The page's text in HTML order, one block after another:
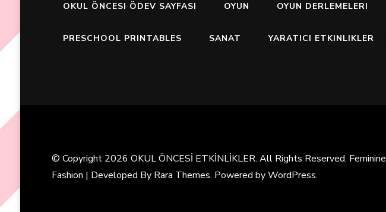
OKUL ÖNCESI ÖDEV SAYFASI OYUN OYUN DERLEMELERI
PRESCHOOL PRINTABLES SANAT YARATICI ETKINLIKLER
© Copyright 2026 OKUL ÖNCESİ ETKİNLİKLER. All Rights Reserved. Feminine
Fashion | Developed By Rara Themes. Powered byWordPress.